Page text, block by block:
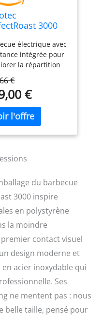
3000
3 000 W,
de cuisson
revêtement
réglable,
03182
électrique avec
intégrée pour
la répartition
parti de la
Puissance
de 3000 W
cuisiner tous types
Il dispose
plaque amovible
car elle
les aliments de
Surface mixte grill
pour cuisiner
viande et des
aux œufs au
fruits de mer ou
Grande
de cuisson de 30
pour cuisiner
variété
en même
Coupe-vent
en acier
€
€
du barbecue
3000 inspire
en polystyrène
la moindre
contact visuel
design moderne et
acier inoxydable qui
Ses
ne mentent pas : nous
belle taille, pensé pour